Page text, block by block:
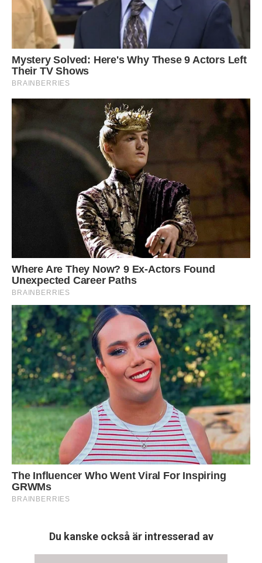
Du kanske också är intresserad av